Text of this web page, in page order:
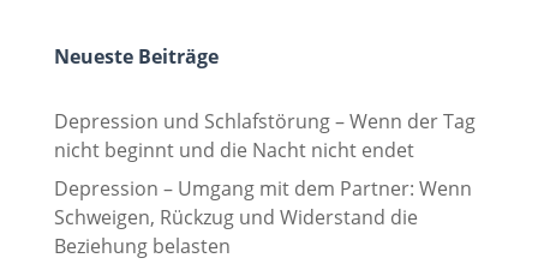
Neueste Beiträge
Depression und Schlafstörung – Wenn der Tag
nicht beginnt und die Nacht nicht endet
Depression – Umgang mit dem Partner: Wenn
Schweigen, Rückzug und Widerstand die
Beziehung belasten